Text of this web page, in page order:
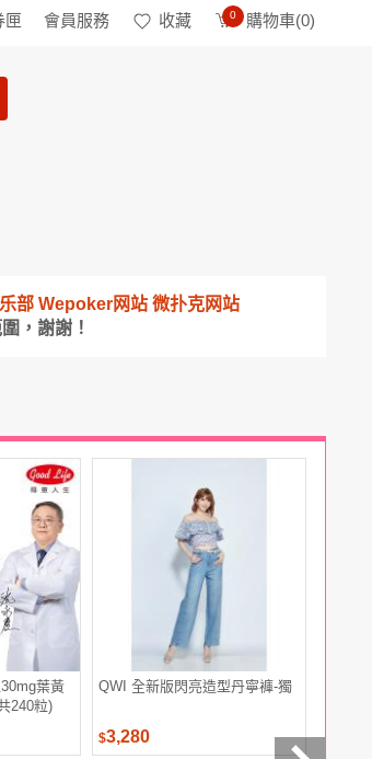
匣 會員服務 收藏 0 購物車(0)
部 Wepoker网站 微扑克网站
，謝謝！
葉黃
240粒)
QWI 全新版閃亮造型丹寧褲-獨
$3,280 $162